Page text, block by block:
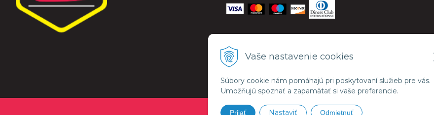
Vaše nastavenie cookies
Súbory cookie nám pomáhajú pri poskytovaní služieb pre vás.
Umožňujú spoznať a zapamätať si vaše preferencie.
Prijať Nastaviť Odmietnuť